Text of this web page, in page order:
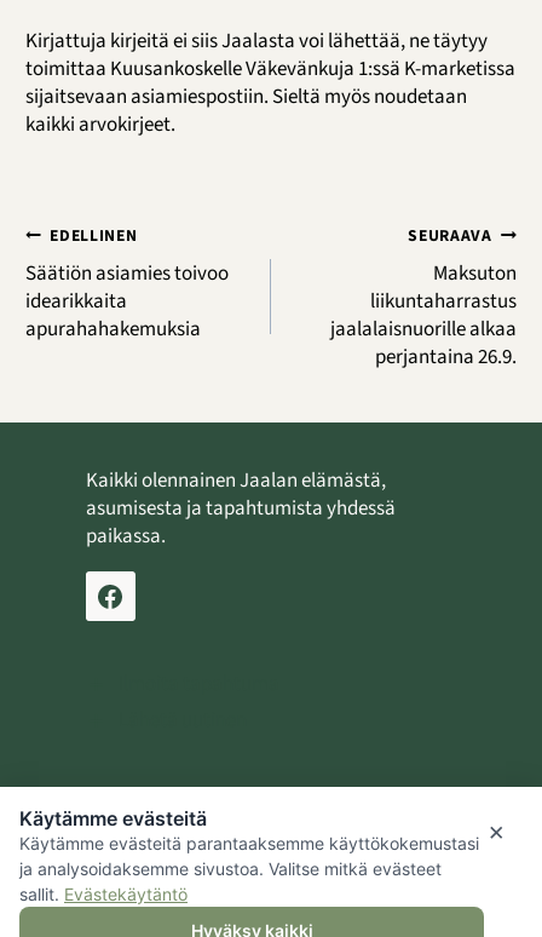
Kirjattuja kirjeitä ei siis Jaalasta voi lähettää, ne täytyy
toimittaa Kuusankoskelle Väkevänkuja 1:ssä K-marketissa
sijaitsevaan asiamiespostiin. Sieltä myös noudetaan
kaikki arvokirjeet.
Artikkelien
selaus
EDELLINEN
Säätiön asiamies toivoo
idearikkaita
apurahahakemuksia
SEURAAVA
Maksuton
liikuntaharrastus
jaalalaisnuorille alkaa
perjantaina 26.9.
Kaikki olennainen Jaalan elämästä,
asumisesta ja tapahtumista yhdessä
paikassa.
Jaalan kotiseutusäätiö
Kouvolan kaupunki
×
Käytämme evästeitä
Käytämme evästeitä parantaaksemme käyttökokemustasi
ja analysoidaksemme sivustoa. Valitse mitkä evästeet
sallit. Evästekäytäntö
Hyväksy kaikki